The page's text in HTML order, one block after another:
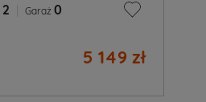
2 Garaż 0
5 149 zł